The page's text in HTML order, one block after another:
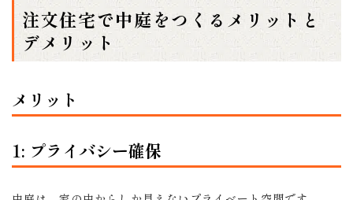
注文住宅で中庭をつくるメリットと
デメリット
メリット
1: プライバシー確保